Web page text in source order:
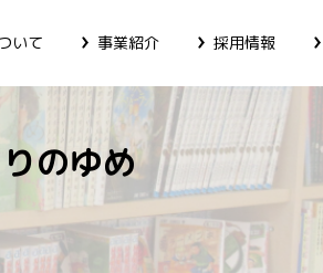
いて 事業紹介 採用情報
のゆめ